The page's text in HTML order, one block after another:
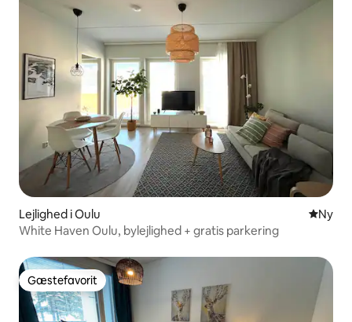
Lejlighed i Oulu Nyt
Ny
White Haven Oulu, bylejlighed + gratis parkering
Gæstefavorit
Gæstefavorit